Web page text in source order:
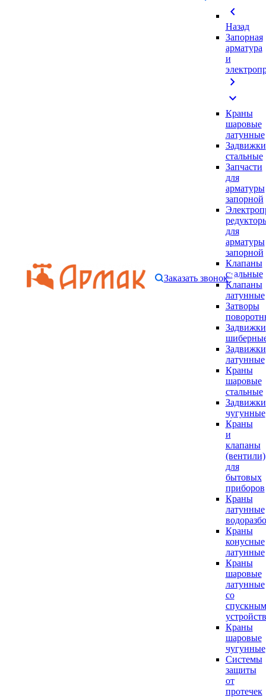
chevron_left
Назад
Запорная
арматура
и
chevron_right
expand_more
Краны
шаровые
латунные
Задвижки
стальные
Запчасти
для
арматуры
запорной
для
арматуры
запорной
Клапаны
стальные
Клапаны
латунные
Затворы
Задвижки
Задвижки
латунные
Краны
шаровые
стальные
Задвижки
чугунные
Краны
и
клапаны
(вентили)
для
бытовых
приборов
Краны
латунные
Краны
конусные
латунные
Краны
шаровые
латунные
со
спускным
Краны
шаровые
чугунные
Системы
защиты
от
протечек
Заказать звонок